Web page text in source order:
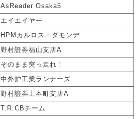
AsReader Osaka5
エイエイヤー
HPMカルロス・ダモンデ
野村證券福山支店A
そのまま突っ走れ！
中外炉工業ランナーズ
野村證券上本町支店A
T.R.CBチーム